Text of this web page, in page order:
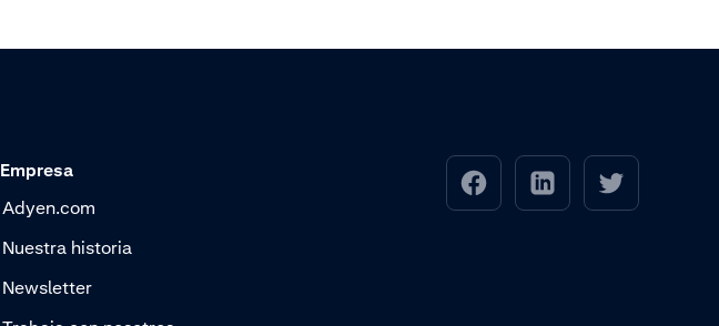
Empresa
Adyen.com
Nuestra historia
Newsletter